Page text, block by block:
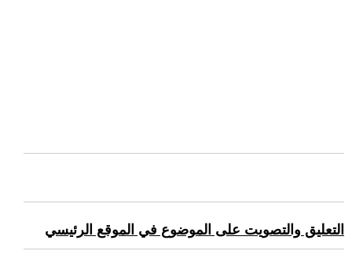
التعليق والتصويت على الموضوع في الموقع الرئيسي